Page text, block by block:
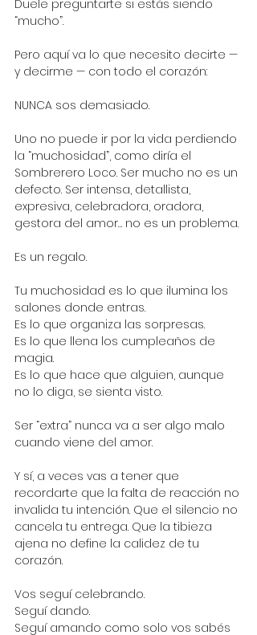
Duele preguntarte si estás siendo
“mucho”.
Pero aquí va lo que necesito decirte —
y decirme — con todo el corazón:
NUNCA sos demasiado.
Uno no puede ir por la vida perdiendo
la “muchosidad”, como diría el
Sombrerero Loco. Ser mucho no es un
defecto. Ser intensa, detallista,
expresiva, celebradora, oradora,
gestora del amor… no es un problema.
Es un regalo.
Tu muchosidad es lo que ilumina los
salones donde entras.
Es lo que organiza las sorpresas.
Es lo que llena los cumpleaños de
magia.
Es lo que hace que alguien, aunque
no lo diga, se sienta visto.
Ser “extra” nunca va a ser algo malo
cuando viene del amor.
Y sí, a veces vas a tener que
recordarte que la falta de reacción no
invalida tu intención. Que el silencio no
cancela tu entrega. Que la tibieza
ajena no define la calidez de tu
corazón.
Vos seguí celebrando.
Seguí dando.
Seguí amando como solo vos sabés